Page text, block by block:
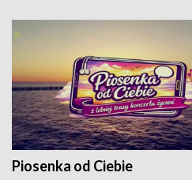
Piosenka od Ciebie